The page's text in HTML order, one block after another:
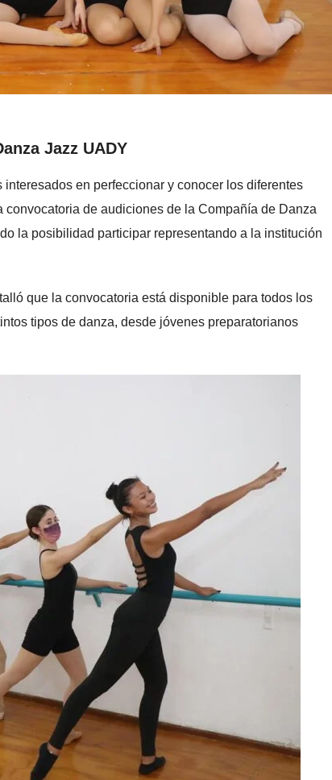
Jazz UADY
en perfeccionar y conocer los diferentes
de audiciones de la Compañía de Danza
la posibilidad participar representando a la institución
que la convocatoria está disponible para todos los
tipos de danza, desde jóvenes preparatorianos